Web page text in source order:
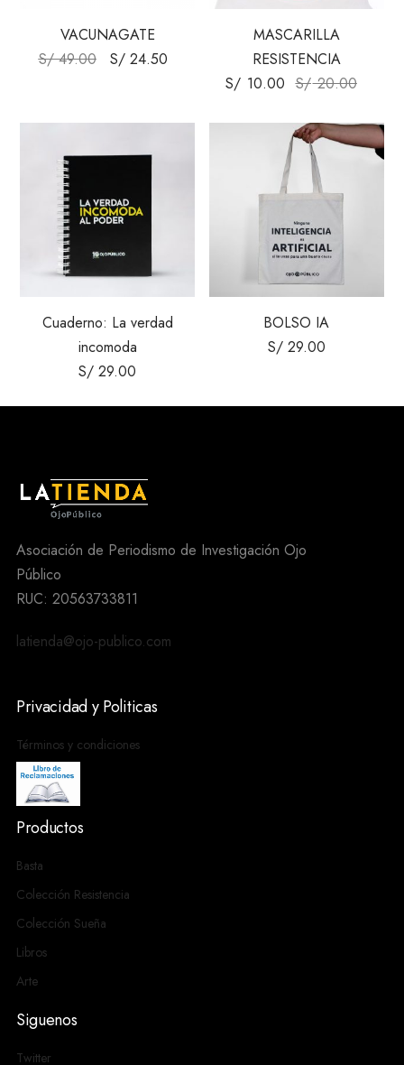
VACUNAGATE
S/49.00 S/24.50
MASCARILLA
RESISTENCIA
S/ 10.00 S/20.00
Cuaderno: La verdad
incomoda
S/ 29.00
BOLSO IA
S/29.00
Asociación de Periodismo de Investigación Ojo
Público
RUC: 20563733811
latienda@ojo-publico.com
Privacidad y Politicas
Términos y condiciones
Productos
Basta
Colección Resistencia
Colección Sueña
Libros
Arte
Siguenos
Twitter